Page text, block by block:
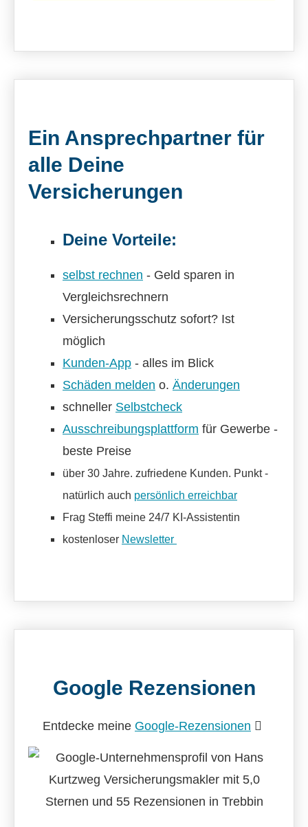
Ein Ansprechpartner für
alle Deine
Versicherungen
Deine Vorteile:
selbst rechnen - Geld sparen in
Vergleichsrechnern
Versicherungsschutz sofort? Ist
möglich
Kunden-App - alles im Blick
Schäden melden o. Änderungen
schneller Selbstcheck
Ausschreibungsplattform für Gewerbe -
beste Preise
über 30 Jahre. zufriedene Kunden. Punkt -
natürlich auch persönlich erreichbar
Frag Steffi meine 24/7 KI-Assistentin
kostenloser Newsletter
Google Rezensionen
Entdecke meine Google-Rezensionen